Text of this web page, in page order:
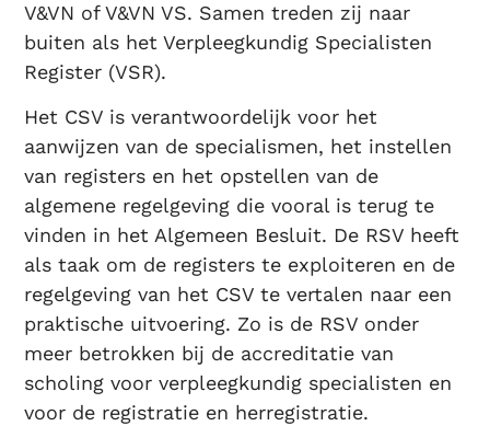
V&VN of V&VN VS. Samen treden zij naar
buiten als het Verpleegkundig Specialisten
Register (VSR).
Het CSV is verantwoordelijk voor het
aanwijzen van de specialismen, het instellen
van registers en het opstellen van de
algemene regelgeving die vooral is terug te
vinden in het Algemeen Besluit. De RSV heeft
als taak om de registers te exploiteren en de
regelgeving van het CSV te vertalen naar een
praktische uitvoering. Zo is de RSV onder
meer betrokken bij de accreditatie van
scholing voor verpleegkundig specialisten en
voor de registratie en herregistratie.